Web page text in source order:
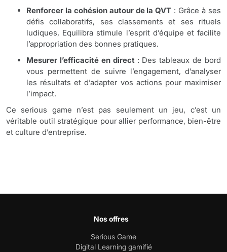
Renforcer la cohésion autour de la QVT : Grâce à ses
défis collaboratifs, ses classements et ses rituels
ludiques, Equilibra stimule l’esprit d’équipe et facilite
l’appropriation des bonnes pratiques.
Mesurer l’efficacité en direct : Des tableaux de bord
vous permettent de suivre l’engagement, d’analyser
les résultats et d’adapter vos actions pour maximiser
l’impact.
Ce serious game n’est pas seulement un jeu, c’est un
véritable outil stratégique pour allier performance, bien-être
et culture d’entreprise.
Nos offres
Serious Game
Digital Learning gamifié